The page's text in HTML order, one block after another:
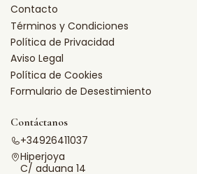
Contacto
Términos y Condiciones
Política de Privacidad
Aviso Legal
Política de Cookies
Formulario de Desestimiento
Contáctanos
+34926411037
Hiperjoya
C/ aduana 14